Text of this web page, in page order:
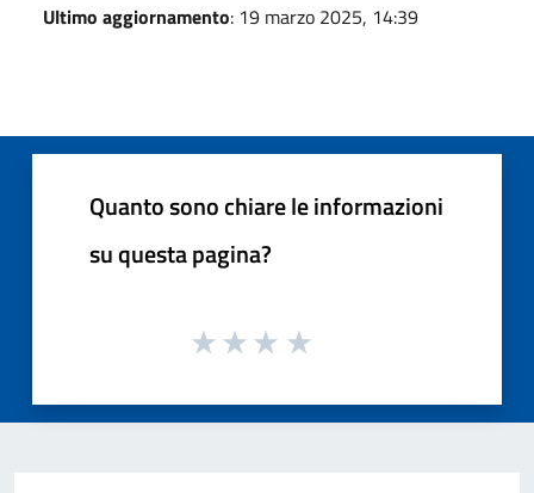
Ultimo aggiornamento: 19 marzo 2025, 14:39
Quanto sono chiare le informazioni
su questa pagina?